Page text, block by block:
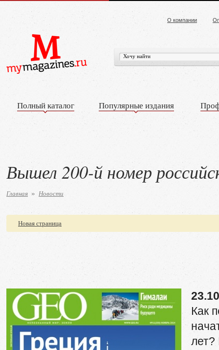
О компании
Полный каталог Популярные издания
Вышел 200-й номер
Главная » Новости
Новая страница
Как